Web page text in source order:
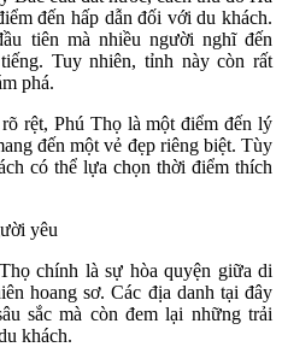
đến hấp dẫn đối với du khách.
tiên mà nhiều người nghĩ đến
Tuy nhiên, tỉnh này còn rất
phá.
rệt, Phú Thọ là một điểm đến lý
đến một vẻ đẹp riêng biệt. Tùy
có thể lựa chọn thời điểm thích
chính là sự hòa quyện giữa di
hoang sơ. Các địa danh tại đây
sắc mà còn đem lại những trải
khách.